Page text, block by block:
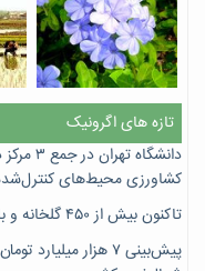
تازه های اگرونیک
کشاورزی محیط‌های
تاکنون بیش از ۴۵۰ گلخانه و باغ استان یزد شناسنامه‌دار شده‌اند
پیش‌بینی ۷‌ هزار